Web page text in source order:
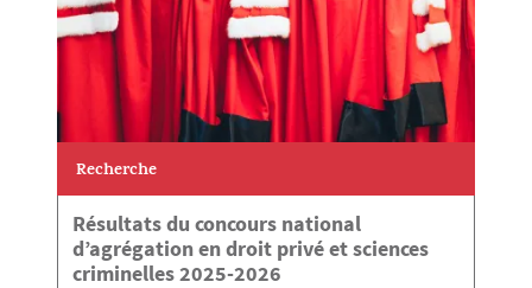
Recherche
Résultats du concours national
d’agrégation en droit privé et sciences
criminelles 2025-2026